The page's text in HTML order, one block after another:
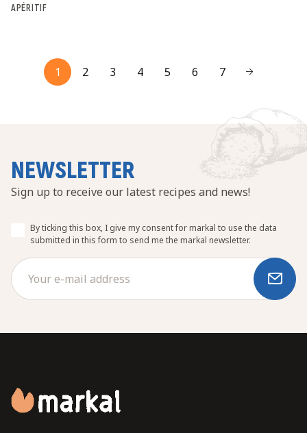
APÉRITIF
1 2 3 4 5 6 7
NEWSLETTER
Sign up to receive our latest recipes and news!
By ticking this box, I give my consent for markal to use the data
submitted in this form to send me the markal newsletter.